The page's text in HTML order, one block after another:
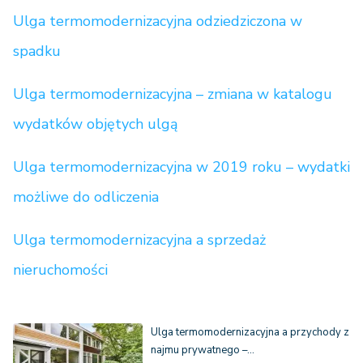
Ulga termomodernizacyjna odziedziczona w
spadku
Ulga termomodernizacyjna – zmiana w katalogu
wydatków objętych ulgą
Ulga termomodernizacyjna w 2019 roku – wydatki
możliwe do odliczenia
Ulga termomodernizacyjna a sprzedaż
nieruchomości
Ulga termomodernizacyjna a przychody z
najmu prywatnego –…